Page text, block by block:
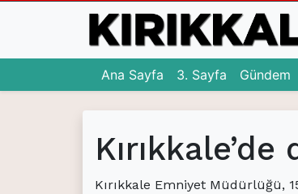
Ana Sayfa
(current)
(current)
Ana Sayfa 3. Sayfa (current)
Gündem
Kırıkkale Emniyet Müdürlüğü,